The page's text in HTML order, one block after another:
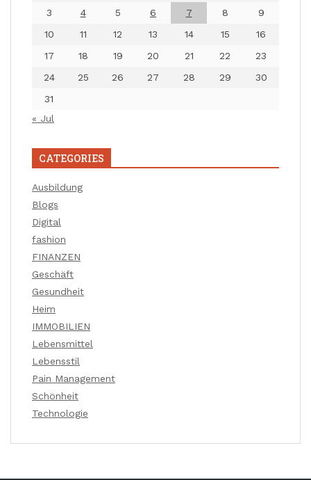
3
4 5 6 7 8
9
10
11 12 13 14 15
16
17
18 19 20 21 22
23
24
25 26 27 28 29
30
31
« Jul
CATEGORIES
Ausbildung
Blogs
Digital
fashion
FINANZEN
Geschäft
Gesundheit
Heim
IMMOBILIEN
Lebensmittel
Lebensstil
Pain Management
Schönheit
Technologie